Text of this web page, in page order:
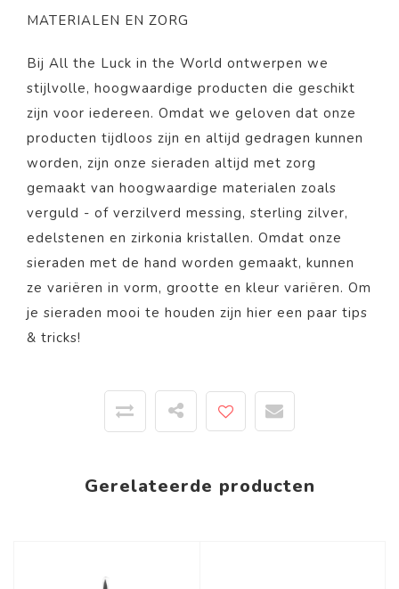
MATERIALEN EN ZORG
Bij All the Luck in the World ontwerpen we
stijlvolle, hoogwaardige producten die geschikt
zijn voor iedereen. Omdat we geloven dat onze
producten tijdloos zijn en altijd gedragen kunnen
worden, zijn onze sieraden altijd met zorg
gemaakt van hoogwaardige materialen zoals
verguld - of verzilverd messing, sterling zilver,
edelstenen en zirkonia kristallen. Omdat onze
sieraden met de hand worden gemaakt, kunnen
ze variëren in vorm, grootte en kleur variëren. Om
je sieraden mooi te houden zijn hier een paar tips
& tricks!
Gerelateerde producten